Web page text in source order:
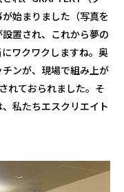
始まりました（写真を
置され、これから夢の
ワクワクしますね。奥
ンが、現場で組み上が
れておられました。そ
私たちエスクリエイト